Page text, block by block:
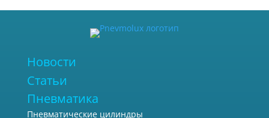
Новости
Статьи
Пневматика
Пневматические цилиндры